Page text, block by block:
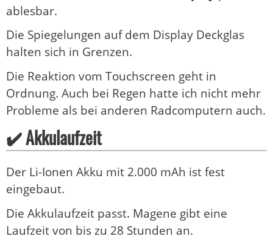
ablesbar.
Die Spiegelungen auf dem Display Deckglas
halten sich in Grenzen.
Die Reaktion vom Touchscreen geht in
Ordnung. Auch bei Regen hatte ich nicht mehr
Probleme als bei anderen Radcomputern auch.
✔️ Akkulaufzeit
Der Li-Ionen Akku mit 2.000 mAh ist fest
eingebaut.
Die Akkulaufzeit passt. Magene gibt eine
Laufzeit von bis zu 28 Stunden an.